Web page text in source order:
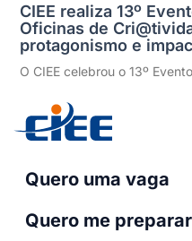
CIEE realiza 13º
Oficinas de
protagonismo e
O CIEE celebrou o 13º
Quero uma vaga
Quero me preparar